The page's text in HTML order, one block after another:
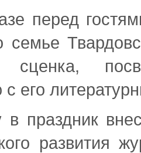
перед
семье
сценка,
с его
праздник
развития